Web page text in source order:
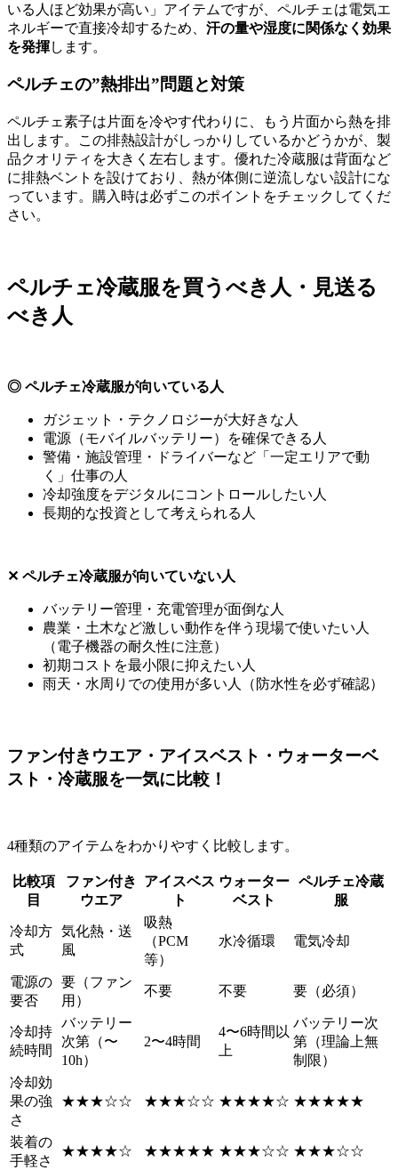
いる人ほど効果が高い」アイテムですが、ペルチェは電気エ
ネルギーで直接冷却するため、 汗の量や湿度に関係なく効果
を発揮します。
ペルチェの”熱排出”問題と対策
ペルチェ素子は片面を冷やす代わりに、もう片面から熱を排
出します。この排熱設計がしっかりしているかどうかが、製
品クオリティを大きく左右します。優れた冷蔵服は背面など
に排熱ベントを設けており、熱が体側に逆流しない設計にな
っています。購入時は必ずこのポイントをチェックしてくだ
さい。
ペルチェ冷蔵服を買うべき人・見送る
べき人
◎ ペルチェ冷蔵服が向いている人
ガジェット・テクノロジーが大好きな人
電源（モバイルバッテリー）を確保できる人
警備・施設管理・ドライバーなど「一定エリアで動
く」仕事の人
冷却強度をデジタルにコントロールしたい人
長期的な投資として考えられる人
✕ ペルチェ冷蔵服が向いていない人
バッテリー管理・充電管理が面倒な人
農業・土木など激しい動作を伴う現場で使いたい人
（電子機器の耐久性に注意）
初期コストを最小限に抑えたい人
雨天・水周りでの使用が多い人（防水性を必ず確認）
ファン付きウエア・アイスベスト・ウォーターベ
スト・冷蔵服を一気に比較！
4種類のアイテムをわかりやすく比較します。
比較項
目
ファン付き
ウエア
アイスベス
ト
ウォーター
ベスト
ペルチェ冷蔵
服
冷却方
式
気化熱・送
風
吸熱
（PCM
等）
水冷循環 電気冷却
電源の
要否
要（ファン
用）
不要 不要 要（必須）
冷却持
続時間
バッテリー
次第（〜
10h）
2〜4時間
4〜6時間以
上
バッテリー次
第（理論上無
制限）
冷却効
果の強
さ
★★★☆☆ ★★★☆☆ ★★★★☆ ★★★★★
装着の
手軽さ
★★★★☆ ★★★★★ ★★★☆☆ ★★★☆☆